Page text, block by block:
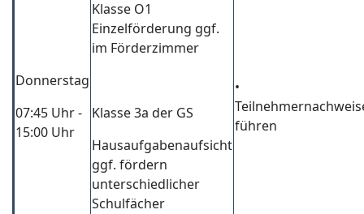
Donnerstag
07:45 Uhr -
15:00 Uhr
Klasse O1
Einzelförderung ggf.
im Förderzimmer
Klasse 3а der GS
Hausaufgabenaufsicht
ggf. fördern
unterschiedlicher
Schulfächer
•
führen